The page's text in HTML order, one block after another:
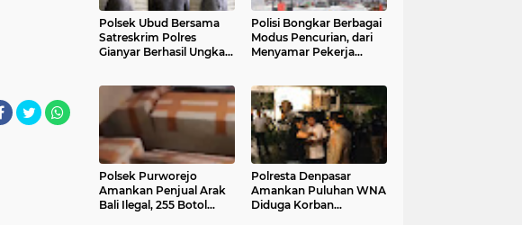
Polsek Ubud Bersama
Satreskrim Polres
Gianyar Berhasil Ungkap
Polisi Bongkar Berbagai
Modus Pencurian, dari
Menyamar Pekerja
Polsek Purworejo
Amankan Penjual Arak
Bali Ilegal, 255 Botol
Polresta Denpasar
Amankan Puluhan WNA
Diduga Korban